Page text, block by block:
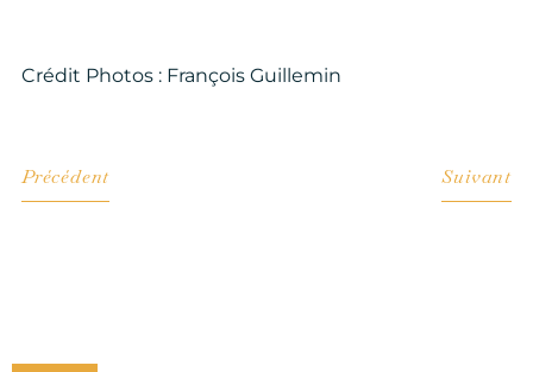
Crédit Photos : François Guillemin
Précédent Suivant